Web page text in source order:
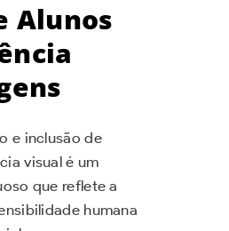
Alunos
e inclusão de
visual é um
que reflete a
humana